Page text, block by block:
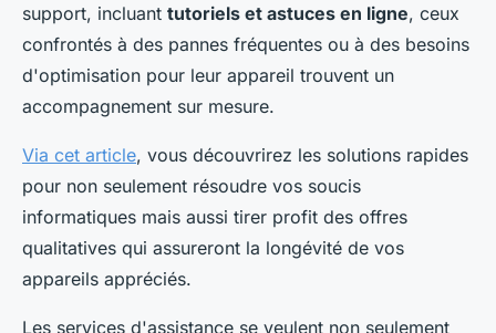
support, incluant tutoriels et astuces en ligne, ceux
confrontés à des pannes fréquentes ou à des besoins
d'optimisation pour leur appareil trouvent un
accompagnement sur mesure.
Via cet article, vous découvrirez les solutions rapides
pour non seulement résoudre vos soucis
informatiques mais aussi tirer profit des offres
qualitatives qui assureront la longévité de vos
appareils appréciés.
Les services d'assistance se veulent non seulement